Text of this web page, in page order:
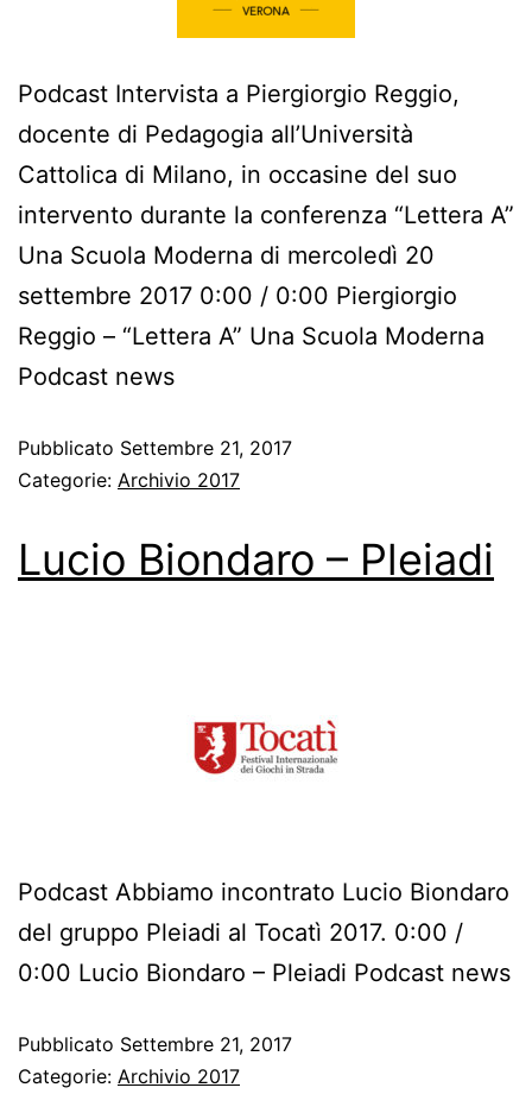
Podcast Intervista a Piergiorgio Reggio,
docente di Pedagogia all’Università
Cattolica di Milano, in occasine del suo
intervento durante la conferenza “Lettera A”
Una Scuola Moderna di mercoledì 20
settembre 2017 0:00 / 0:00 Piergiorgio
Reggio – “Lettera A” Una Scuola Moderna
Podcast news
Pubblicato Settembre 21, 2017
Categorie: Archivio 2017
Lucio Biondaro – Pleiadi
Podcast Abbiamo incontrato Lucio Biondaro
del gruppo Pleiadi al Tocatì 2017. 0:00 /
0:00 Lucio Biondaro – Pleiadi Podcast news
Pubblicato Settembre 21, 2017
Categorie: Archivio 2017